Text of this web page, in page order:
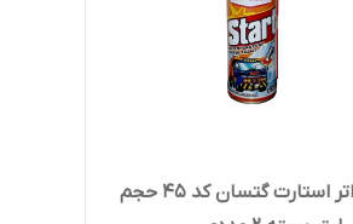
اسپری اتر استارت گتسان کد 45 حجم